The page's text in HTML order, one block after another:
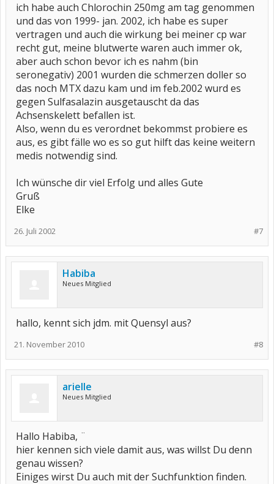
ich habe auch Chlorochin 250mg am tag genommen
und das von 1999- jan. 2002, ich habe es super
vertragen und auch die wirkung bei meiner cp war
recht gut, meine blutwerte waren auch immer ok,
aber auch schon bevor ich es nahm (bin
seronegativ) 2001 wurden die schmerzen doller so
das noch MTX dazu kam und im feb.2002 wurd es
gegen Sulfasalazin ausgetauscht da das
Achsenskelett befallen ist.
Also, wenn du es verordnet bekommst probiere es
aus, es gibt fälle wo es so gut hilft das keine weitern
medis notwendig sind.
Ich wünsche dir viel Erfolg und alles Gute
Gruß
Elke
#7
26. Juli 2002
Habiba
Neues Mitglied
hallo, kennt sich jdm. mit Quensyl aus?
#8
21. November 2010
arielle
Neues Mitglied
Hallo Habiba, ¨
hier kennen sich viele damit aus, was willst Du denn
genau wissen?
Einiges wirst Du auch mit der Suchfunktion finden.